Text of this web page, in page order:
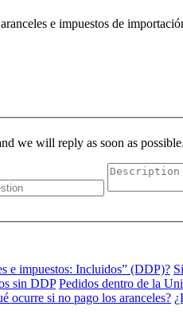
e impuestos de
we will reply as soon as possible.
e impuestos: Incluidos” (DDP)?
sin DDP Pedidos dentro de la
ocurre si no pago los aranceles?